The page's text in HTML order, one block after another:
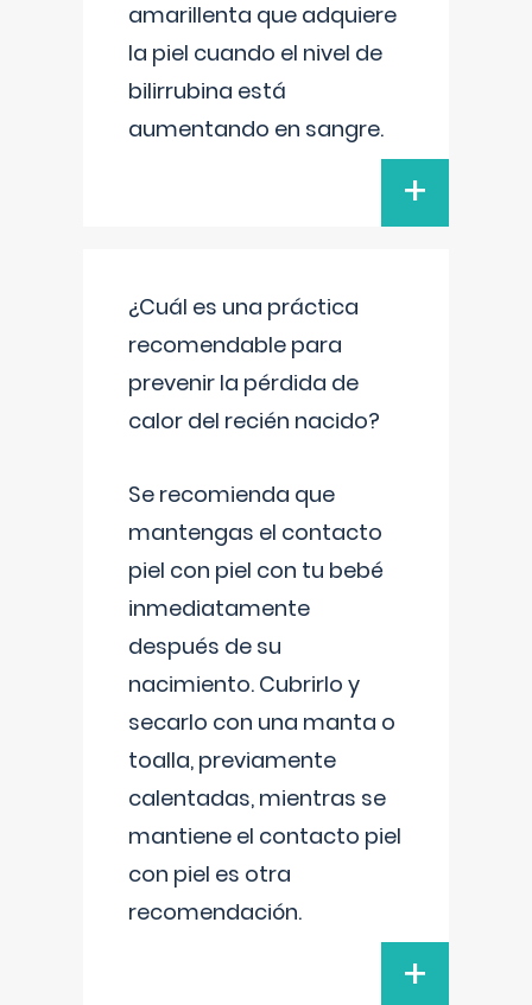
amarillenta que adquiere
la piel cuando el nivel de
bilirrubina está
aumentando en sangre.
+
¿Cuál es una práctica
recomendable para
prevenir la pérdida de
calor del recién nacido?
Se recomienda que
mantengas el contacto
piel con piel con tu bebé
inmediatamente
después de su
nacimiento. Cubrirlo y
secarlo con una manta o
toalla, previamente
calentadas, mientras se
mantiene el contacto piel
con piel es otra
recomendación.
+